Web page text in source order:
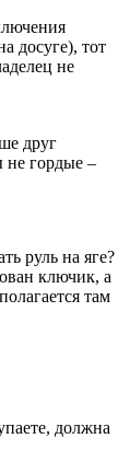
досуге), тот
не
друг
не гордые –
руль на яге?
ключик, а
там
должна